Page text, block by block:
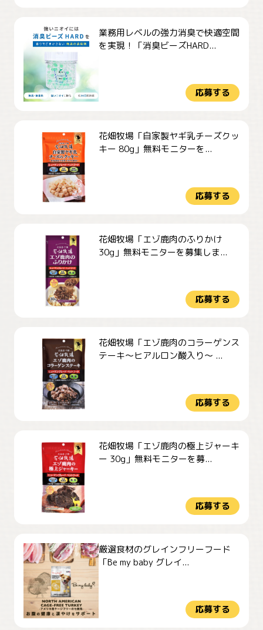
業務用レベルの強力消臭で快適空間
を実現！「消臭ビーズHARD...
応募する
花畑牧場「自家製ヤギ乳チーズクッ
キー 80g」無料モニターを...
応募する
花畑牧場「エゾ鹿肉のふりかけ
30g」無料モニターを募集しま...
応募する
花畑牧場「エゾ鹿肉のコラーゲンス
テーキ～ヒアルロン酸入り～ ...
応募する
花畑牧場「エゾ鹿肉の極上ジャーキ
ー 30g」無料モニターを募...
応募する
厳選食材のグレインフリーフード
「Be my baby グレイ...
応募する